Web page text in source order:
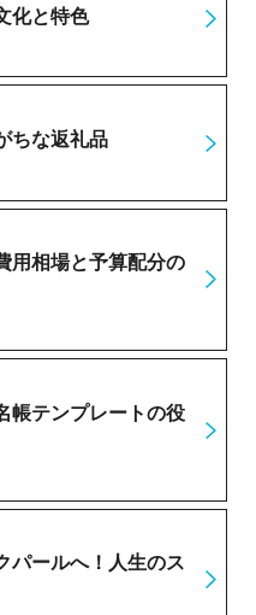
化と特色
ちな返礼品
用相場と予算配分の
帳テンプレートの役
パールへ！人生のス